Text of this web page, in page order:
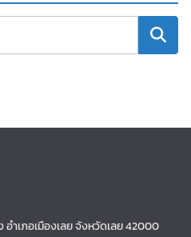
อำเภอเมืองเลย จังหวัดเลย 42000